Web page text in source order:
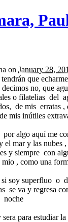
on January 28,
que
no, que
o filatelias del
de mis erratas ,
mis inútiles
algo aquí me
el mar y las nubes ,
y siempre con
mio , como una
soy superfluo o
se va y regresa
noche
para estudiar la